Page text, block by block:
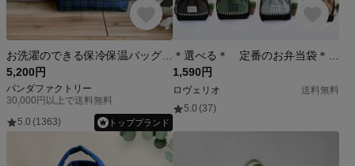
5,200円
パンダファクトリー
30,000円以上で送料無料
5.0 (1363) トップブランド
1,590円
ロヴェリオ
送料無料
5.0 (37)